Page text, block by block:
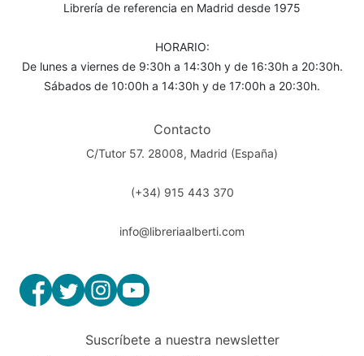
Librería de referencia en Madrid desde 1975
HORARIO:
De lunes a viernes de 9:30h a 14:30h y de 16:30h a 20:30h.
Sábados de 10:00h a 14:30h y de 17:00h a 20:30h.
Contacto
C/Tutor 57. 28008, Madrid (España)
(+34) 915 443 370
info@libreriaalberti.com
Suscríbete a nuestra newsletter